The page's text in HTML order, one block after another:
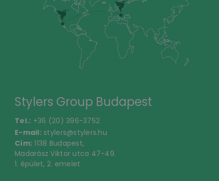
Stylers Group Budapest
Tel.: +36 (20) 396-3752
E-mail: stylers@stylers.hu
Cím: 1138 Budapest,
Madarász Viktor utca 47-49.
1. épület, 2. emelet